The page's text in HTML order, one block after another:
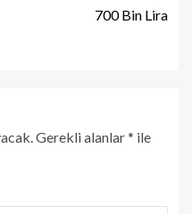
700 Bin Lira
Gerekli alanlar* ile